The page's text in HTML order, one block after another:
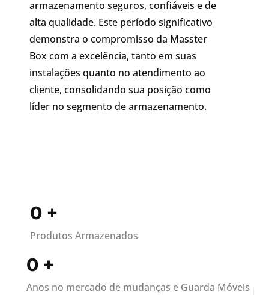
armazenamento seguros, confiáveis e de
alta qualidade. Este período significativo
demonstra o compromisso da Masster
Box com a excelência, tanto em suas
instalações quanto no atendimento ao
cliente, consolidando sua posição como
líder no segmento de armazenamento.
0 +
Produtos Armazenados
0 +
Anos no mercado de mudanças e Guarda Móveis